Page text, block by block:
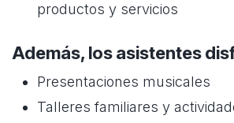
productos y servicios
Además, los asistentes
Presentaciones musicales
Talleres familiares y